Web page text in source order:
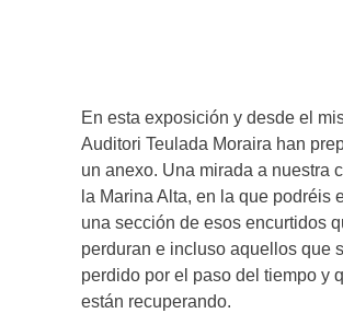
En esta exposición y desde el
Auditori Teulada Moraira han
un anexo. Una mirada a nuestra
la Marina Alta, en la que podréis
una sección de esos encurtidos
perduran e incluso aquellos que
perdido por el paso del tiempo y
están recuperando.